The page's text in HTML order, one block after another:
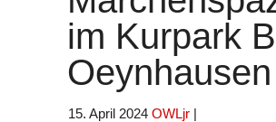
im Kurpark
Oeynhausen
15. April 2024 OWLjr |